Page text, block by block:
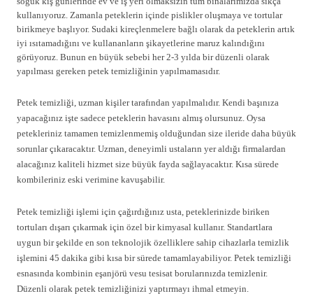
kullanıyoruz. Zamanla peteklerin içinde pislikler oluşmaya ve tortular
birikmeye başlıyor. Sudaki kireçlenmelere bağlı olarak da peteklerin artık
iyi ısıtamadığını ve kullananların şikayetlerine maruz kalındığını
görüyoruz. Bunun en büyük sebebi her 2-3 yılda bir düzenli olarak
yapılması gereken petek temizliğinin yapılmamasıdır.
Petek temizliği, uzman kişiler tarafından yapılmalıdır. Kendi başınıza
yapacağınız işte sadece peteklerin havasını almış olursunuz. Oysa
petekleriniz tamamen temizlenmemiş olduğundan size ileride daha büyük
sorunlar çıkaracaktır. Uzman, deneyimli ustaların yer aldığı firmalardan
alacağınız kaliteli hizmet size büyük fayda sağlayacaktır. Kısa sürede
kombileriniz eski verimine kavuşabilir.
Petek temizliği işlemi için çağırdığınız usta, peteklerinizde biriken
tortuları dışarı çıkarmak için özel bir kimyasal kullanır. Standartlara
uygun bir şekilde en son teknolojik özelliklere sahip cihazlarla temizlik
işlemini 45 dakika gibi kısa bir sürede tamamlayabiliyor. Petek temizliği
esnasında kombinin eşanjörü vesu tesisat borularınızda temizlenir.
Düzenli olarak petek temizliğinizi yaptırmayı ihmal etmeyin.